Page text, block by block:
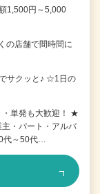
1,500円～5,000
店舗で間時間に
サクッと♪ ☆1日の
・単発も大歓迎！ ★
・パート・アルバ
代～50代…